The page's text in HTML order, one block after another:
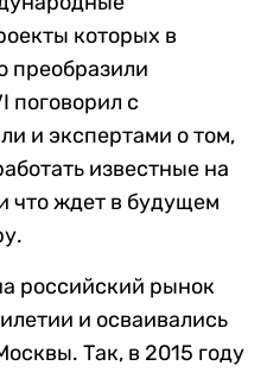
которых в
преобразили
поговорил с
и экспертами о том,
известные на
что ждет в будущем
российский рынок
и осваивались
Так, в 2015 году